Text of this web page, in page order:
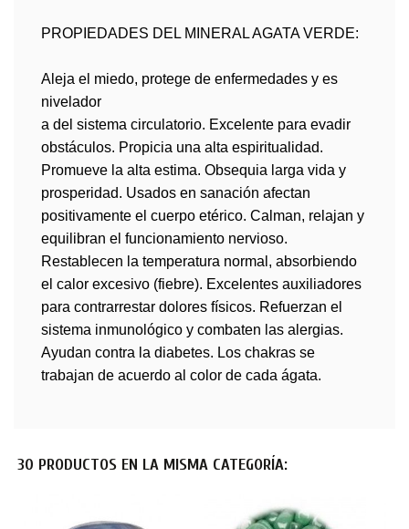
PROPIEDADES DEL MINERALAGATAVERDE:
Aleja el miedo, protege de enfermedades y es
nivelador
a del sistema circulatorio. Excelente para evadir
obstáculos. Propicia una alta espiritualidad.
Promueve la alta estima. Obsequia larga vida y
prosperidad. Usados en sanación afectan
positivamente el cuerpo etérico. Calman, relajan y
equilibran el funcionamiento nervioso.
Restablecen la temperatura normal, absorbiendo
el calor excesivo (fiebre). Excelentes auxiliadores
para contrarrestar dolores físicos. Refuerzan el
sistema inmunológico y combaten las alergias.
Ayudan contra la diabetes. Los chakras se
trabajan de acuerdo al color de cada ágata.
30 PRODUCTOS EN LA MISMA CATEGORÍA: